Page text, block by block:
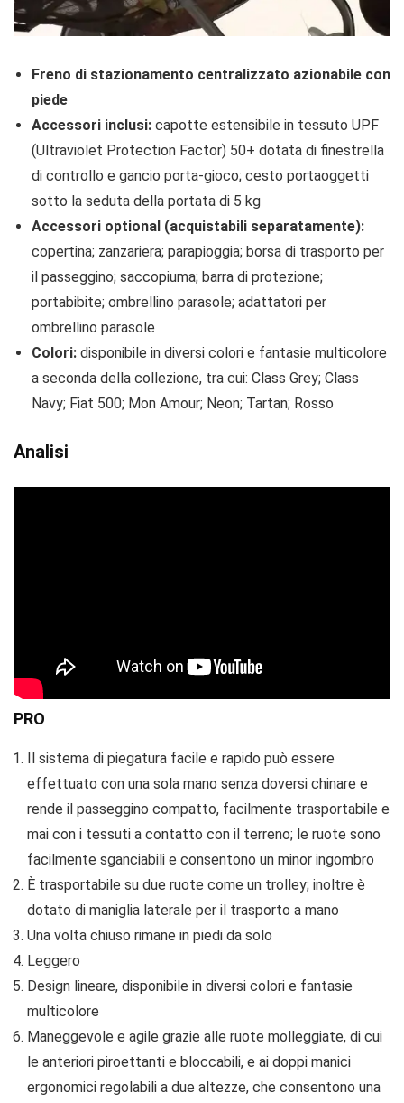
Freno di stazionamento centralizzato azionabile con
piede
Accessori inclusi: capotte estensibile in tessuto UPF
(Ultraviolet Protection Factor) 50+ dotata di finestrella
di controllo e gancio porta-gioco; cesto portaoggetti
sotto la seduta della portata di 5 kg
Accessori optional (acquistabili separatamente):
copertina; zanzariera; parapioggia; borsa di trasporto per
il passeggino; saccopiuma; barra di protezione;
portabibite; ombrellino parasole; adattatori per
ombrellino parasole
Colori: disponibile in diversi colori e fantasie multicolore
a seconda della collezione, tra cui: Class Grey; Class
Navy; Fiat 500; Mon Amour; Neon; Tartan; Rosso
Analisi
PRO
Il sistema di piegatura facile e rapido può essere
effettuato con una sola mano senza doversi chinare e
rende il passeggino compatto, facilmente trasportabile e
mai con i tessuti a contatto con il terreno; le ruote sono
facilmente sganciabili e consentono un minor ingombro
È trasportabile su due ruote come un trolley; inoltre è
dotato di maniglia laterale per il trasporto a mano
Una volta chiuso rimane in piedi da solo
Leggero
Design lineare, disponibile in diversi colori e fantasie
multicolore
Maneggevole e agile grazie alle ruote molleggiate, di cui
le anteriori piroettanti e bloccabili, e ai doppi manici
ergonomici regolabili a due altezze, che consentono una